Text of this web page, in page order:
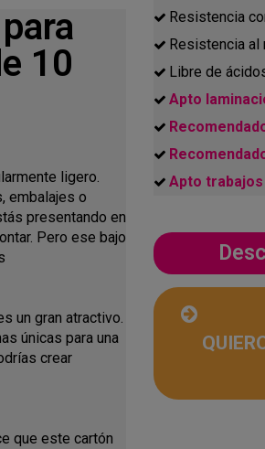
10
ligero.
embalajes o
presentando en
Pero ese bajo
un gran atractivo.
únicas para una
crear
que este cartón
Resistencia
Resistencia al
Libre de
Apto
Apto